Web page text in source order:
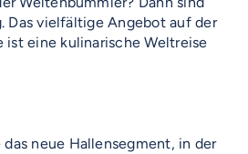
Das vielfältige Angebot auf der
ist eine kulinarische Weltreise
neue Hallensegment, in der